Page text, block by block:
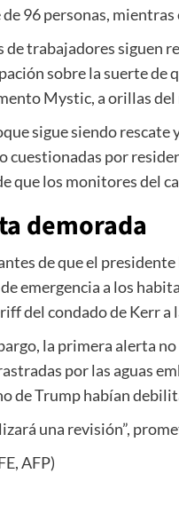
96 personas,
de trabajadores siguen
sobre la suerte de
Mystic, a orillas
sigue siendo
cuestionadas por
que los monitores del
demorada
de que el presidente
emergencia a los
del condado de Kerr
la primera alerta
por las aguas
de Trump habían
una revisión”,
AFP)